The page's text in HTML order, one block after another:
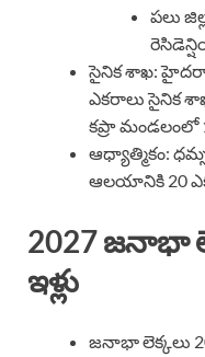
పలు
సైనిక శాఖ:
ఎకరాలు సైనిక శాఖ
కప్రా మండలంలో
ఆధ్యాత్మికం:
ఆలయానికి 20
2027 జనాభా
ఇళ్లు
జనాభా లెక్కలు